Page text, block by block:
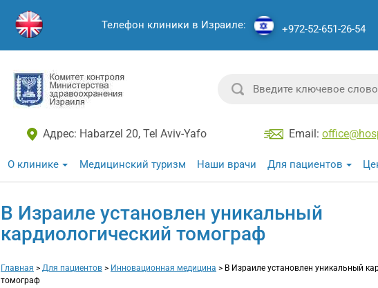
Телефон клиники в Израиле: +972-52-651-26-54
Адрес: Habarzel 20, Tel Aviv-Yafo Email:
О клинике Медицинский туризм Наши врачи Для пациентов
В Израиле установлен уникальный
кардиологический томограф
Главная > Для пациентов > Инновационная медицина > В Израиле установлен уникальный
томограф